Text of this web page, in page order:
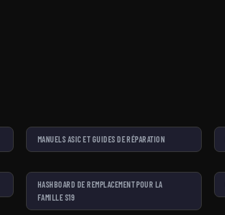
MANUELS ASIC ET GUIDES DE RÉPARATION
HASHBOARD DE REMPLACEMENT POUR LA
FAMILLE S19